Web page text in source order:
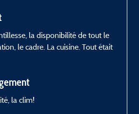
la disponibilité de tout le
le cadre. La cuisine. Tout était
la clim!